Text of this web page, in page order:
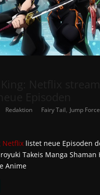
Redaktion Fairy Tail, Jump Force
Netflix listet neue Episoden
Takeis Manga Shaman
Anime